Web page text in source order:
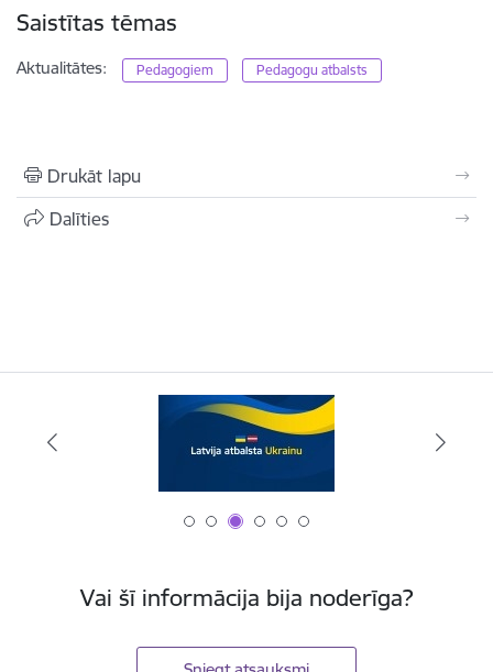
Saistītas tēmas
Aktualitātes: Pedagogiem Pedagogu atbalsts
Drukāt lapu
Dalīties
Vai šī informācija bija noderīga?